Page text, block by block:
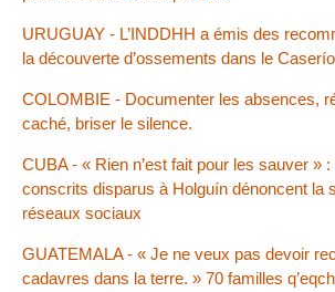
URUGUAY - L’INDDHH a émis des
la découverte d’ossements dans le
COLOMBIE - Documenter les absences,
caché, briser le silence.
CUBA - « Rien n’est fait pour les sauver »
conscrits disparus à Holguín dénoncent la
réseaux sociaux
GUATEMALA - « Je ne veux pas devoir
cadavres dans la terre. » 70 familles